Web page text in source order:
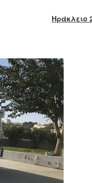
Ηράκλειο